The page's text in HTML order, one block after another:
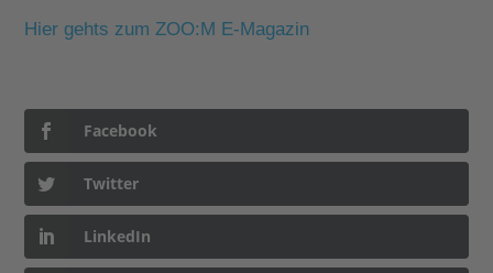
Hier gehts zum ZOO:M E-Magazin
Facebook
Twitter
LinkedIn